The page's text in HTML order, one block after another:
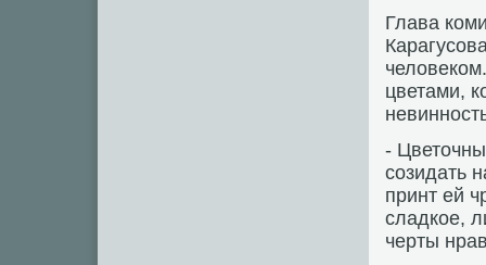
Глава
цветами,
-
созидать
принт ей
сладкое,
черты